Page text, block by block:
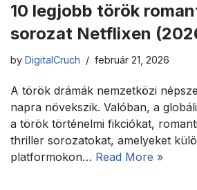
10 legjobb török
sorozat Netflixen
by DigitalCruch február 21, 2026
A török drámák nemzetközi
napra növekszik. Valóban, a
a török történelmi fikciókat,
thriller sorozatokat, amelyeket
platformokon… Read More »